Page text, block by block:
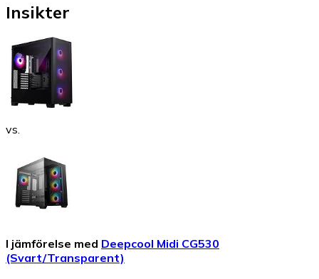
Insikter
vs.
I jämförelse med Deepcool Midi CG530
(Svart/Transparent)